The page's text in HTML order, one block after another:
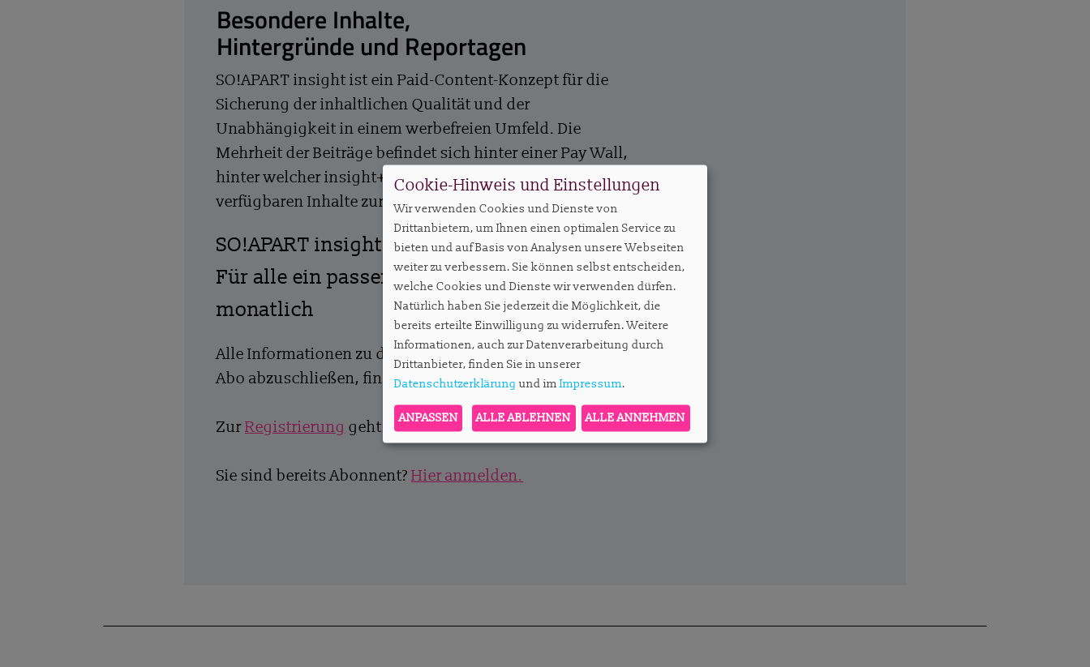
Besondere Inhalte,
Hintergründe und Reportagen
SO!APART insight ist ein Paid-Content-Konzept für die
Sicherung der inhaltlichen Qualität und der
Unabhängigkeit in einem werbefreien Umfeld. Die
Mehrheit der Beiträge befindet sich hinter einer Pay Wall,
hinter welcher insight+ Abonnenten jederzeit alle
verfügbaren Inhalte zur Verfügung stehen.
SO!APART insight+
Für alle ein passendes Abo – ab EUR 27,50
monatlich
Alle Informationen zu den Abos und die Möglichkeit, ein
Abo abzuschließen, finden Siehier.
ZurRegistrierung geht es hier entlang.
Sie sind bereits Abonnent? Hier anmelden.
Cookie-Hinweis und Einstellungen
Wir verwenden Cookies und Dienste von
Drittanbietern, um Ihnen einen optimalen Service zu
bieten und auf Basis von Analysen unsere Webseiten
weiter zu verbessern. Sie können selbst entscheiden,
welche Cookies und Dienste wir verwenden dürfen.
Natürlich haben Sie jederzeit die Möglichkeit, die
bereits erteilte Einwilligung zu widerrufen. Weitere
Informationen, auch zur Datenverarbeitung durch
Drittanbieter, finden Sie in unserer
Datenschutzerklärung und im Impressum.
ANPASSEN ALLE ABLEHNEN ALLE ANNEHMEN